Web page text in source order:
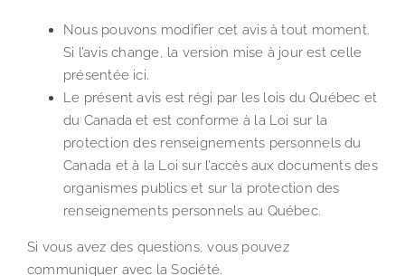
Nous pouvons modifier cet avis à tout moment.
Si l’avis change, la version mise à jour est celle
présentée ici.
Le présent avis est régi par les lois du Québec et
du Canada et est conforme à la Loi sur la
protection des renseignements personnels du
Canada et à la Loi sur l’accès aux documents des
organismes publics et sur la protection des
renseignements personnels au Québec.
Si vous avez des questions, vous pouvez
communiquer avec la Société.